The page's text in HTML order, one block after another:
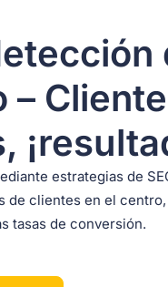
–
estrategias de
de clientes en el
tasas de conversión.